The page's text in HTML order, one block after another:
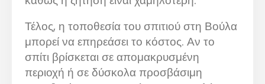
Τέλος, η τοποθεσία του σπιτιού στη Βούλα
μπορεί να επηρεάσει το κόστος. Αν το
σπίτι βρίσκεται σε απομακρυσμένη
περιοχή ή σε δύσκολα προσβάσιμη